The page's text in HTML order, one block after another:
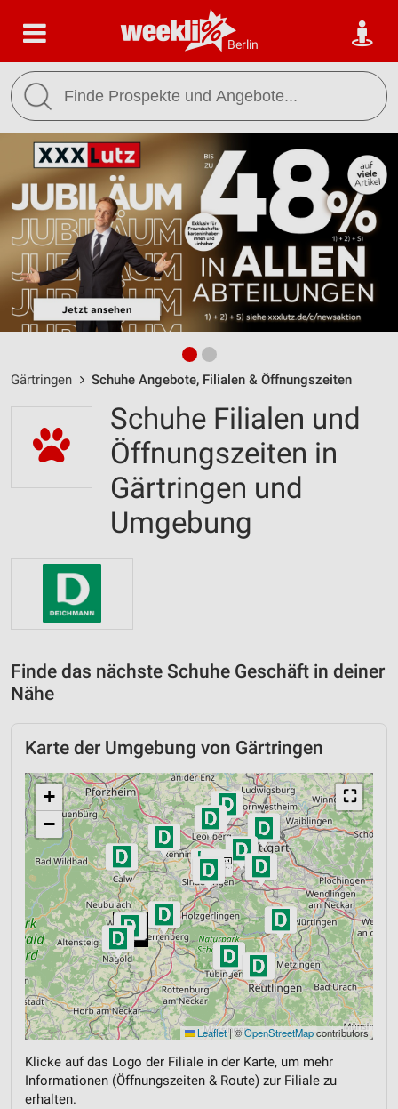
Berlin
Gärtringen Schuhe Angebote, Filialen & Öffnungszeiten
Schuhe Filialen und
Öffnungszeiten in
Gärtringen und
Umgebung
Finde das nächste Schuhe Geschäft in deiner
Nähe
Karte der Umgebung von Gärtringen
⛶
+
−
Leaflet |©OpenStreetMapcontributors
Klicke auf das Logo der Filiale in der Karte, um mehr
Informationen (Öffnungszeiten & Route) zur Filiale zu
erhalten.